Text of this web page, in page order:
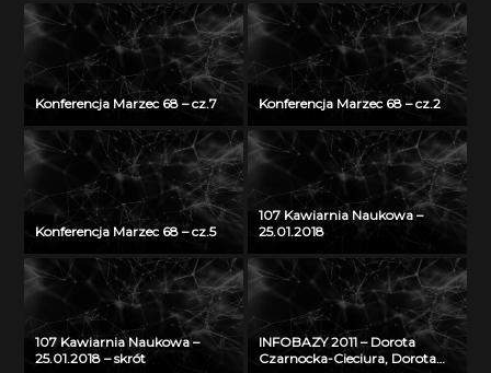
Konferencja Marzec 68 – cz.7 Konferencja Marzec 68 – cz.2
Konferencja Marzec 68 – cz.5
107 Kawiarnia Naukowa –
25.01.2018
107 Kawiarnia Naukowa –
25.01.2018 – skrót
INFOBAZY 2011 – Dorota
Czarnocka-Cieciura, Dorota